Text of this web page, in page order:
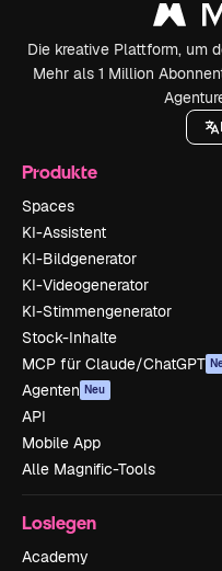
Die kreative Plattform, um
Mehr als 1 Million
Produkte
Spaces
KI-Assistent
KI-Bildgenerator
KI-Videogenerator
KI-Stimmengenerator
Stock-Inhalte
MCP für Claude/ChatGPT
Agenten Neu
API
Mobile App
Alle Magnific-Tools
Loslegen
Academy